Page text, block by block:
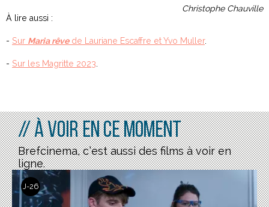
Christophe Chauville
À lire aussi :
- Sur Maria rêvede Lauriane Escaffre et Yvo Muller.
- Sur les Magritte 2023
// À voir en ce moment
Brefcinema, c’est aussi des films à voir en
ligne.
J-26